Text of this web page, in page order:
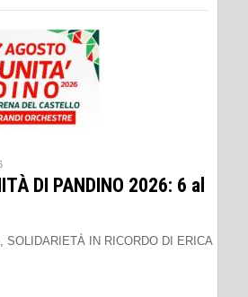
DI PANDINO 2026: 6 al
SOLIDARIETÀ IN RICORDO DI ERICA